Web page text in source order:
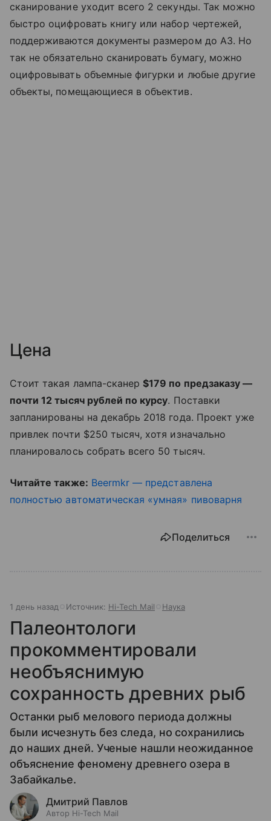
сканирование уходит всего 2 секунды. Так можно
быстро оцифровать книгу или набор чертежей,
поддерживаются документы размером до А3. Но
так не обязательно сканировать бумагу, можно
оцифровывать объемные фигурки и любые другие
объекты, помещающиеся в объектив.
Цена
Стоит такая лампа-сканер$179 по предзаказу —
почти 12 тысяч рублей по курсу. Поставки
запланированы на декабрь 2018 года. Проект уже
привлек почти $250 тысяч, хотя изначально
планировалось собрать всего 50 тысяч.
Читайте также: Beermkr — представлена
полностью автоматическая «умная» пивоварня
Поделиться
1 день назад Источник: Hi-Tech Mail Наука
Палеонтологи
прокомментировали
необъяснимую
сохранность древних рыб
Останки рыб мелового периода должны
были исчезнуть без следа, но сохранились
до наших дней. Ученые нашли неожиданное
объяснение феномену древнего озера в
Забайкалье.
Дмитрий Павлов
Автор Hi-Tech Mail